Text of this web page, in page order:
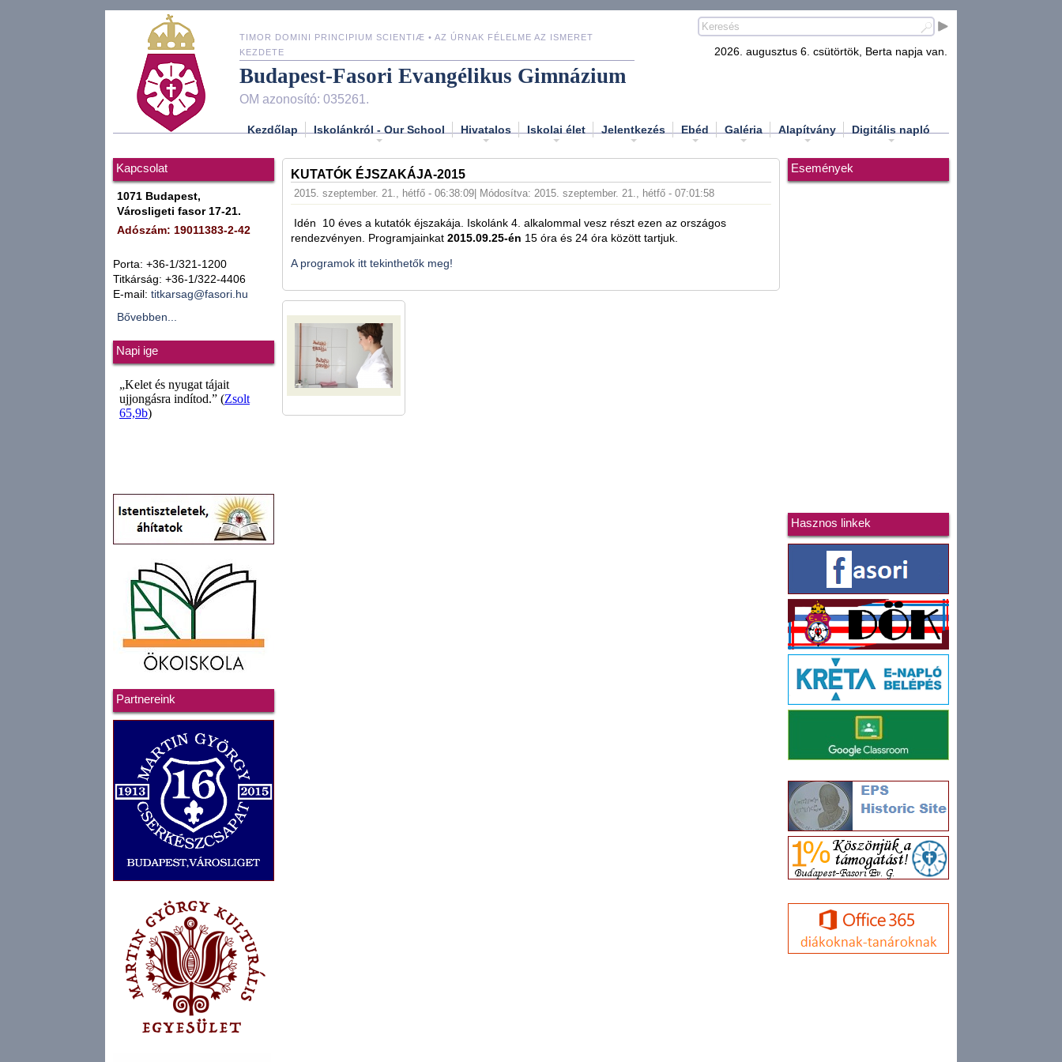
TIMOR DOMINI PRINCIPIUM SCIENTIÆ • AZ ÚRNAK FÉLELME AZ ISMERET
KEZDETE
Budapest-Fasori Evangélikus Gimnázium
OM azonosító: 035261.
2026. augusztus 6. csütörtök, Berta napja van.
Kezdőlap Iskolánkról - Our School Hivatalos Iskolai élet Jelentkezés Ebéd Galéria Alapítvány Digitális napló
Kapcsolat
1071 Budapest,
Városligeti fasor 17-21.
Adószám: 19011383-2-42
Porta: +36-1/321-1200
Titkárság: +36-1/322-4406
E-mail: titkarsag@fasori.hu
Bővebben...
Napi ige
Partnereink
KUTATÓK ÉJSZAKÁJA-2015
2015. szeptember. 21., hétfő - 06:38:09 | Módosítva: 2015. szeptember. 21., hétfő - 07:01:58
Idén 10 éves a kutatók éjszakája. Iskolánk 4. alkalommal vesz részt ezen az országos
rendezvényen. Programjainkat 2015.09.25-én 15 óra és 24 óra között tartjuk.
A programok itt tekinthetők meg!
Események
Hasznos linkek